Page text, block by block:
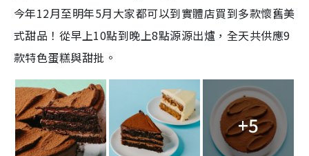
今年12月至明年5月大家都可以到實體店買到多款懷舊美
式甜品！從早上10點到晚上8點源源出爐，全天共供應9
款特色蛋糕與甜批。
+5